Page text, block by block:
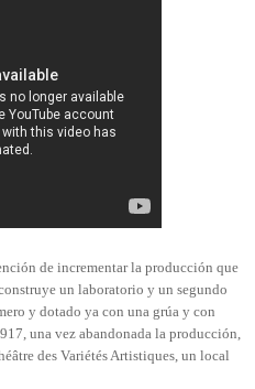
de incrementar la producción que
un laboratorio y un segundo
y dotado ya con una grúa y con
una vez abandonada la producción,
des Variétés Artistiques, un local